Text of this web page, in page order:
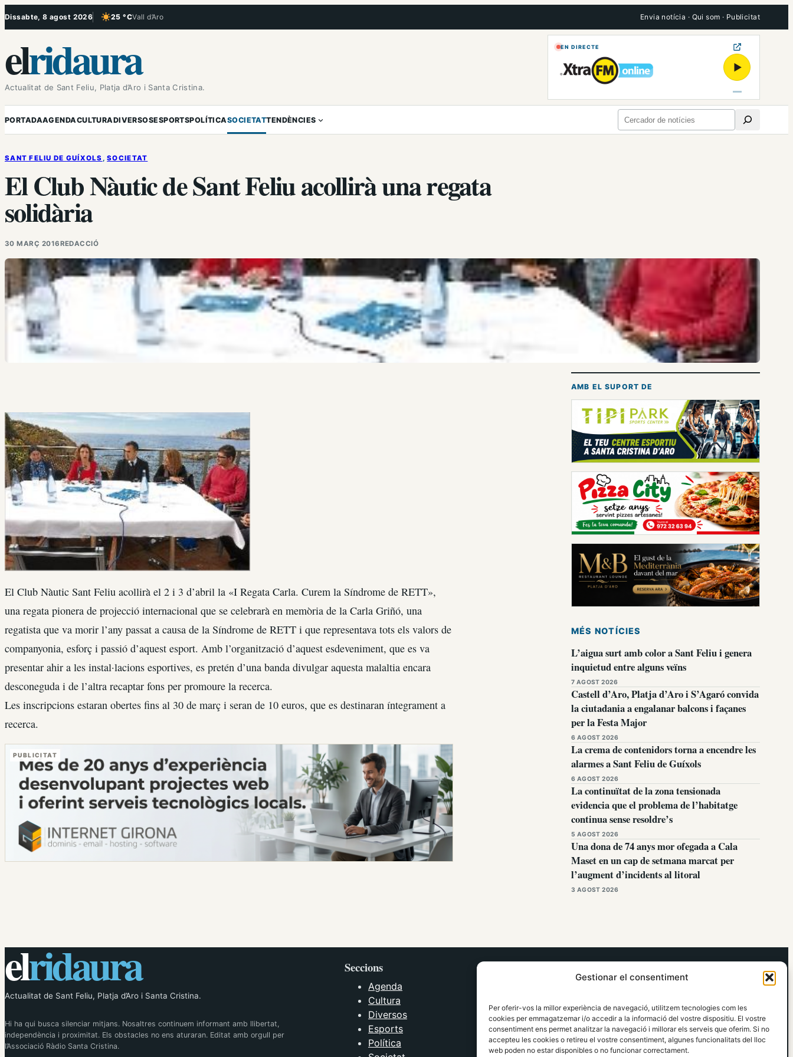
Gestionar el consentiment
Per oferir-vos la millor experiència de navegació, utilitzem tecnologies com les
cookies per emmagatzemar i/o accedir a la informació del vostre dispositiu. El vostre
consentiment ens permet analitzar la navegació i millorar els serveis que oferim. Si no
accepteu les cookies o retireu el vostre consentiment, algunes funcionalitats del lloc
web poden no estar disponibles o no funcionar correctament.
Vés
Dissabte, 8 agost 2026 25 °CVall d’Aro
, Cel serè Envia notícia · Qui som · Publicitat
elridaura
Actualitat de Sant Feliu, Platja d’Aro i Santa Cristina.
EN DIRECTE
▶
PORTADAAGENDACULTURADIVERSOSESPORTSPOLÍTICASOCIETATTENDÈNCIES Cerca
SANT FELIU DE GUÍXOLS , SOCIETAT
El Club Nàutic de Sant Feliu acollirà una regata
solidària
30 MARÇ 2016REDACCIÓ
El Club Nàutic Sant Feliu acollirà el 2 i 3 d’abril la «I Regata Carla. Curem la Síndrome de RETT»,
una regata pionera de projecció internacional que se celebrarà en memòria de la Carla Griñó, una
regatista que va morir l’any passat a causa de la Síndrome de RETT i que representava tots els valors de
companyonia, esforç i passió d’aquest esport. Amb l’organització d’aquest esdeveniment, que es va
presentar ahir a les instal·lacions esportives, es pretén d’una banda divulgar aquesta malaltia encara
desconeguda i de l’altra recaptar fons per promoure la recerca.
Les inscripcions estaran obertes fins al 30 de març i seran de 10 euros, que es destinaran íntegrament a
recerca.
PUBLICITAT
AMB EL SUPORT DE
MÉS NOTÍCIES
L’aigua surt amb color a Sant Feliu i genera
inquietud entre alguns veïns
7 AGOST 2026
Castell d’Aro, Platja d’Aro i S’Agaró convida
la ciutadania a engalanar balcons i façanes
per la Festa Major
6 AGOST 2026
La crema de contenidors torna a encendre les
alarmes a Sant Feliu de Guíxols
6 AGOST 2026
La continuïtat de la zona tensionada
evidencia que el problema de l’habitatge
continua sense resoldre’s
5 AGOST 2026
Una dona de 74 anys mor ofegada a Cala
Maset en un cap de setmana marcat per
l’augment d’incidents al litoral
3 AGOST 2026
elridaura
Actualitat de Sant Feliu, Platja d’Aro i Santa Cristina.
Hi ha qui busca silenciar mitjans. Nosaltres continuem informant amb llibertat,
independència i proximitat. Els obstacles no ens aturaran. Editat amb orgull per
l’Associació Ràdio Santa Cristina.
Seccions
Agenda
Cultura
Diversos
Esports
Política
elRidaura.com
Política de Cookies
Política Editorial